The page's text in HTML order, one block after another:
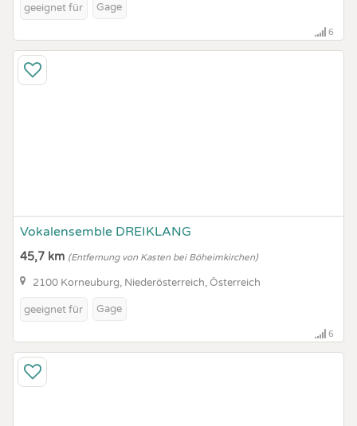
geeignet für Gage
6
Vokalensemble DREIKLANG
45,7 km (Entfernung von Kasten bei Böheimkirchen)
2100 Korneuburg, Niederösterreich, Österreich
geeignet für Gage
6